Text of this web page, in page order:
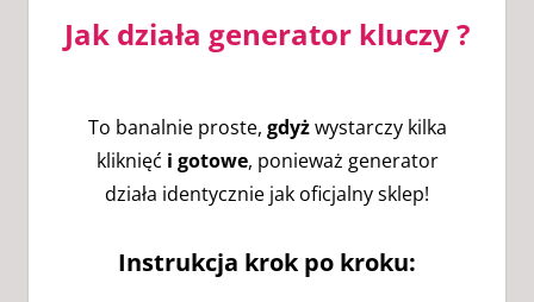
Jak działa generator kluczy ?
To banalnie proste, gdyżwystarczy kilka
kliknięć i gotowe, ponieważ generator
działa identycznie jak oficjalny sklep!
Instrukcja krok po kroku: